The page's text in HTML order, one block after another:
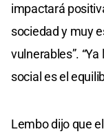
impactará
sociedad y muy
vulnerables”.
social es el
Lembo dijo que